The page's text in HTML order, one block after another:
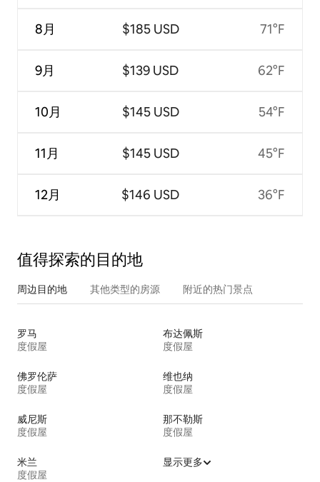
8月
9月
10月
11月
12月
$185 USD
$139 USD
$145 USD
$145 USD
$146 USD
71°F
62°F
54°F
45°F
36°F
值得探索的目的地
周边目的地 其他类型的房源 附近的热门景点
罗马
度假屋
布达佩斯
度假屋
佛罗伦萨
度假屋
维也纳
度假屋
威尼斯
度假屋
那不勒斯
度假屋
米兰
度假屋
显示更多